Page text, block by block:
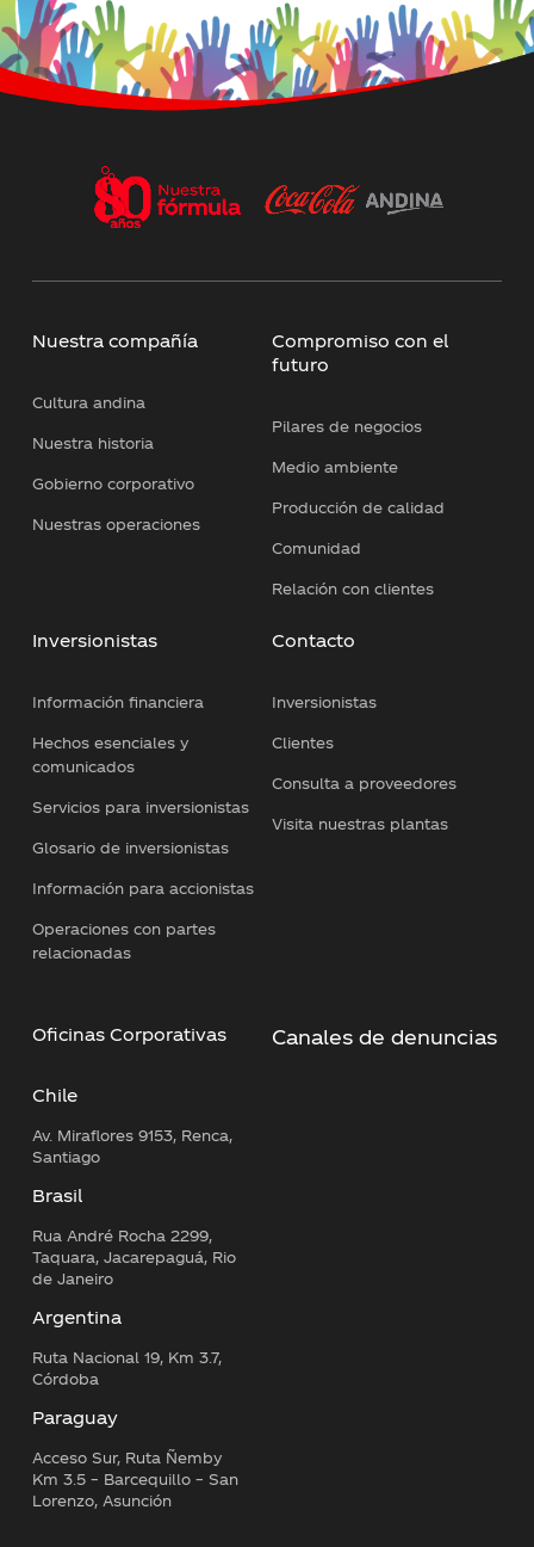
Nuestra compañía
Cultura andina
Nuestra historia
Gobierno corporativo
Nuestras operaciones
Compromiso con el
futuro
Pilares de negocios
Medio ambiente
Producción de calidad
Comunidad
Relación con clientes
Inversionistas
Información financiera
Hechos esenciales y
comunicados
Servicios para inversionistas
Glosario de inversionistas
Información para accionistas
Operaciones con partes
relacionadas
Contacto
Inversionistas
Clientes
Consulta a proveedores
Visita nuestras plantas
Oficinas Corporativas
Chile
Av. Miraflores 9153, Renca,
Santiago
Brasil
Rua André Rocha 2299,
Taquara, Jacarepaguá, Rio
de Janeiro
Argentina
Ruta Nacional 19, Km 3.7,
Córdoba
Paraguay
Acceso Sur, Ruta Ñemby
Km 3.5 – Barcequillo – San
Lorenzo, Asunción
Canales de denuncias